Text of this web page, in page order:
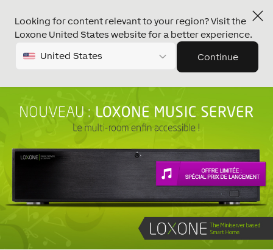
Looking for content relevant to your region? Visit the
Loxone United States website for a better experience.
United States Continue